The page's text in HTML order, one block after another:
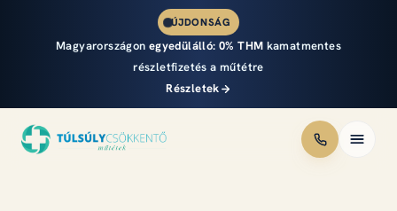
ÚJDONSÁG
Magyarországon egyedülálló: 0% THM kamatmentes
részletfizetés a műtétre
Részletek